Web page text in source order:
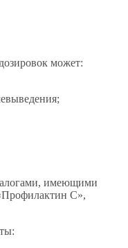
может:
имеющими
С»,